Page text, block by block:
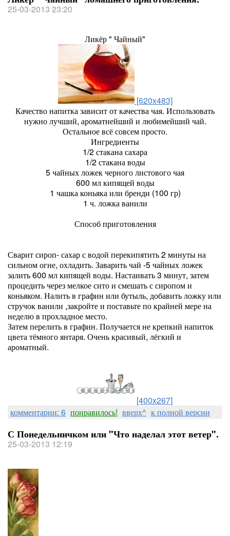
25-03-2013 23:20
Ликёр " Чайный"
[620x483]
Качество напитка зависит от качества чая. Использовать
нужно лучший, ароматнейший и любимейший чай.
Остальное всё совсем просто.
Ингредиенты
1/2 стакана сахара
1/2 стакана воды
5 чайных ложек черного листового чая
600 мл кипящей воды
1 чашка коньяка или бренди (100 гр)
1 ч. ложка ванили
Способ приготовления
Сварит сироп- сахар с водой перекипятить 2 минуты на
сильном огне, охладить. Заварить чай -5 чайных ложек
залить 600 мл кипящей воды. Настаивать 3 минут, затем
процедить через мелкое сито и смешать с сиропом и
коньяком. Налить в графин или бутыль, добавить ложку или
стручок ванили ,закройте и поставьте по крайней мере на
неделю в прохладное место.
Затем перелить в графин. Получается не крепкий напиток
цвета тёмного янтаря. Очень красивый, лёгкий и
ароматный.
[400x267]
комментарии: 6 понравилось! вверх^ к полной версии
С Понедельничком или "Что наделал этот ветер".
25-03-2013 12:19